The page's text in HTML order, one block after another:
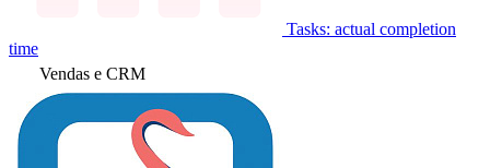
Tasks: actual completion
time
Vendas e CRM